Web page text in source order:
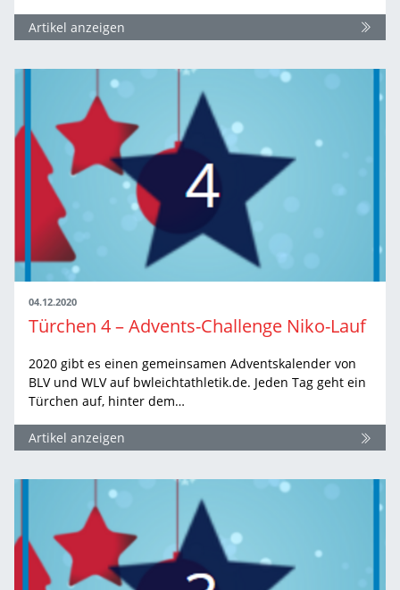
Artikel anzeigen
04.12.2020
Türchen 4 – Advents-Challenge Niko-Lauf
2020 gibt es einen gemeinsamen Adventskalender von
BLV und WLV auf bwleichtathletik.de. Jeden Tag geht ein
Türchen auf, hinter dem…
Artikel anzeigen